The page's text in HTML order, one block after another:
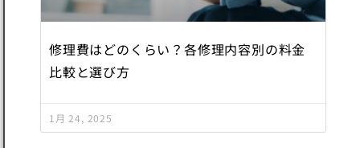
修理費はどのくらい？各修理内容別の料金
比較と選び方
1月 24, 2025